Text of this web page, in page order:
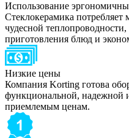
Использование
Стеклокерамика потребляет
чудесной
приготовления блюд и
Низкие цены
Компания Korting готова
функциональной, надежной
приемлемым ценам.